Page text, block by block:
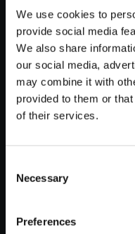
We use cookies to
provide social media
We also share
our social media,
may combine it with
provided to them or
of their services.
Selection
Necessary
Preferences